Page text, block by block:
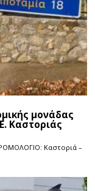
μονάδας
Καστοριάς
Καστοριά –